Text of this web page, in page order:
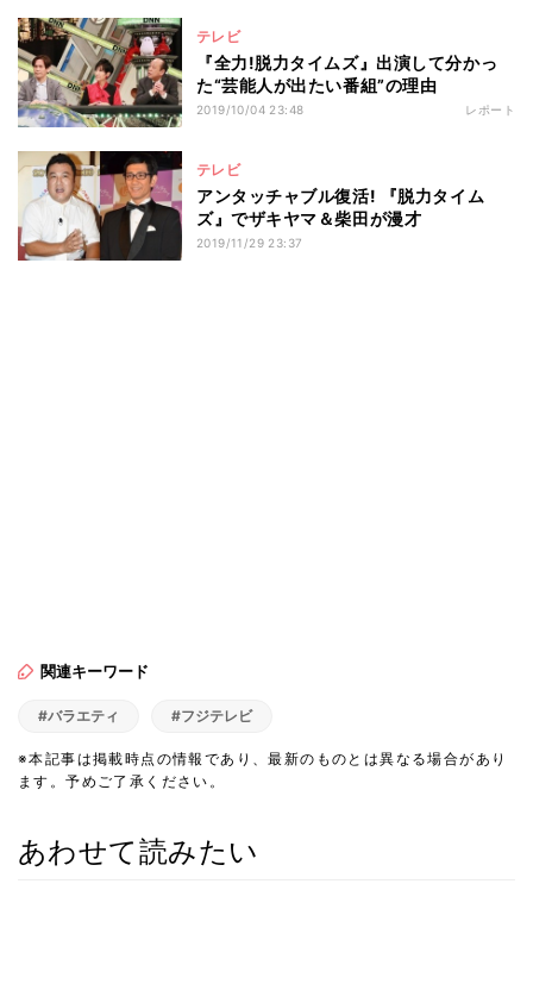
テレビ
『全力!脱力タイムズ』出演して分かっ
た“芸能人が出たい番組”の理由
2019/10/04 23:48 レポート
テレビ
アンタッチャブル復活! 『脱力タイム
ズ』でザキヤマ＆柴田が漫才
2019/11/29 23:37
関連キーワード
#バラエティ #フジテレビ
※本記事は掲載時点の情報であり、最新のものとは異なる場合があり
ます。予めご了承ください。
あわせて読みたい